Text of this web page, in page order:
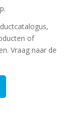
of
Vraag naar de